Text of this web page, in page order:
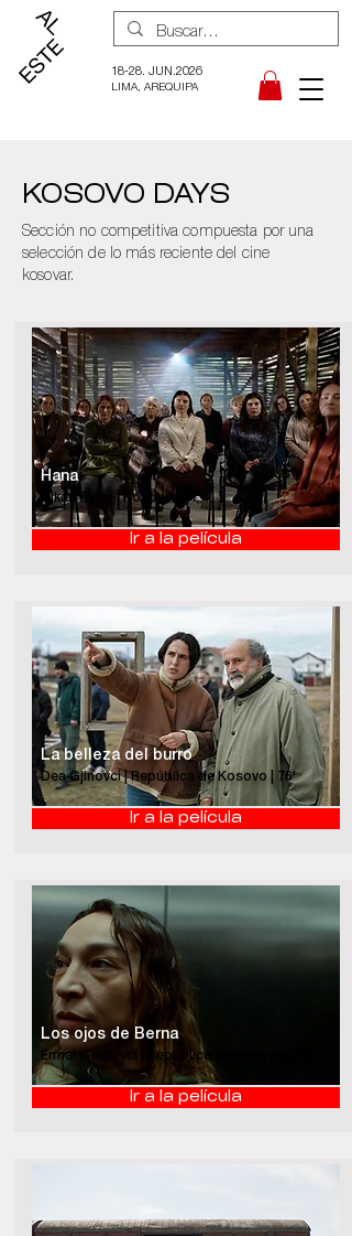
18-28. JUN.2026
LIMA, AREQUIPA
KOSOVO DAYS
Sección no competitiva compuesta por una
selección de lo más reciente del cine
kosovar.
Hana
Ujkan Hysaj | Kosovo | 87'
Ir a la película
La belleza del burro
Dea Gjinovci | República de Kosovo | 76'
Ir a la película
Los ojos de Berna
Ermal Gerdovci | República de Kosovo | 17'
Ir a la película